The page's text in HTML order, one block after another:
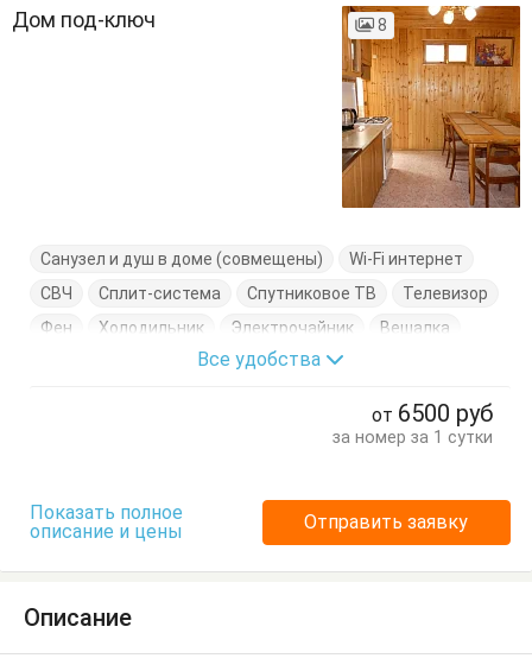
Дом под-ключ 8
Санузел и душ в доме (совмещены)
Wi-Fi интернет
СВЧ
Сплит-система Спутниковое ТВ
Телевизор
Фен
Холодильник Электрочайник
Вешалка
Журнальный столик
Кровати односпальные
Все удобства
от 6500 руб
за номер за 1 сутки
Показать полное
описание и цены
Отправить заявку
Описание